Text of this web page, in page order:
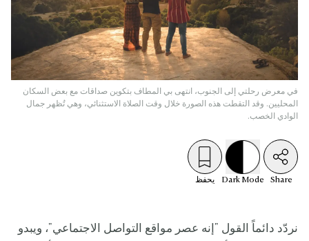
في معرض رحلتي إلى الجنوب، انتهى بي المطاف بتكوين صداقات مع بعض السكان
المحليين. وقد التقطت هذه الصورة خلال وقت الصلاة الاستثنائي، وهي تُظهر جمال
الوادي الخصب.
Share
Dark Mode يحفظ
نردّد دائماً القول "إنه عصر مواقع التواصل الاجتماعي"، ويبدو